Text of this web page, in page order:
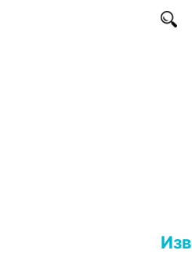
Перейти к основному